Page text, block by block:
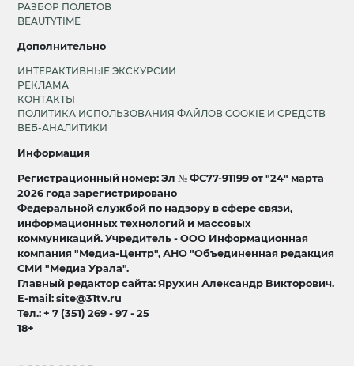
РАЗБОР ПОЛЕТОВ
BEAUTYTIME
Дополнительно
ИНТЕРАКТИВНЫЕ ЭКСКУРСИИ
РЕКЛАМА
КОНТАКТЫ
ПОЛИТИКА ИСПОЛЬЗОВАНИЯ ФАЙЛОВ COOKIE И СРЕДСТВ
ВЕБ-АНАЛИТИКИ
Информация
Регистрационный номер: Эл № ФС77-91199 от "24" марта
2026 года зарегистрировано
Федеральной службой по надзору в сфере связи,
информационных технологий и массовых
коммуникаций. Учредитель - ООО Информационная
компания "Медиа-Центр", АНО "Объединенная редакция
СМИ "Медиа Урала".
Главный редактор сайта: Ярухин Александр Викторович.
E-mail: site@31tv.ru
Тел.: + 7 (351) 269 - 97 - 25
18+